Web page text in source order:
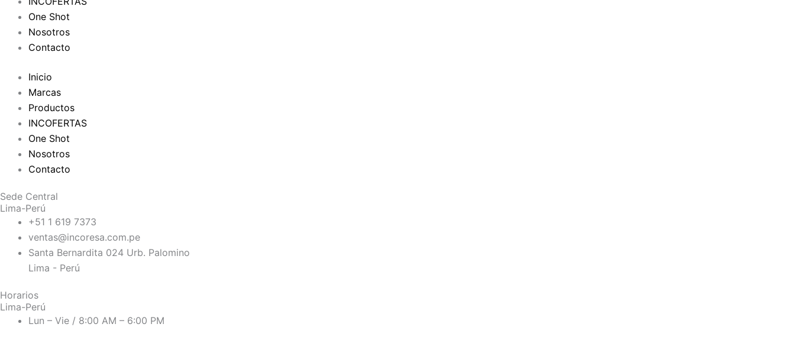
One Shot
Nosotros
Contacto
Inicio
Marcas
Productos
INCOFERTAS
One Shot
Nosotros
Contacto
Sede Central
Lima-Perú
+51 1 619 7373
ventas@incoresa.com.pe
Santa Bernardita 024 Urb. Palomino
Lima - Perú
Horarios
Lima-Perú
Lun – Vie / 8:00 AM – 6:00 PM